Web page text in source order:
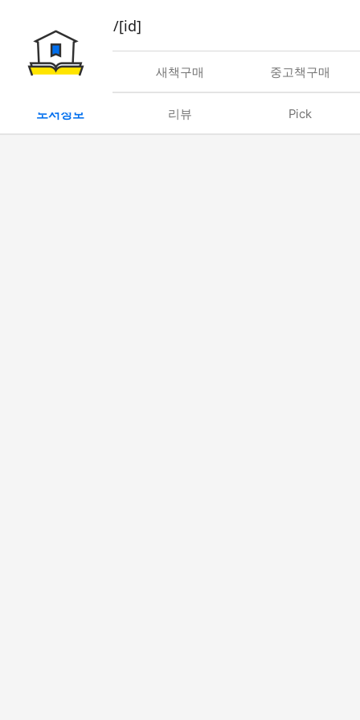
book/rent/[id]
대여 새책구매 중고책구매
도서정보 리뷰 Pick